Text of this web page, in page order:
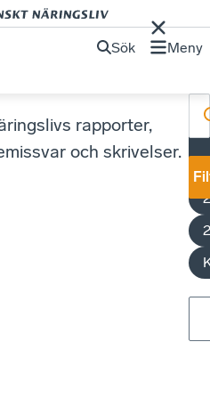
Sök Meny
rapporter,
och skrivelser.